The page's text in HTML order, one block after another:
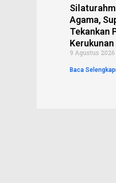
Agama,
Tekankan
Kerukunan
9 Agustus 2026
Baca